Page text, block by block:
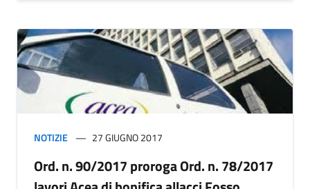
NOTIZIE 27 GIUGNO 2017
Ord. n. 90/2017 proroga Ord. n. 78/2017